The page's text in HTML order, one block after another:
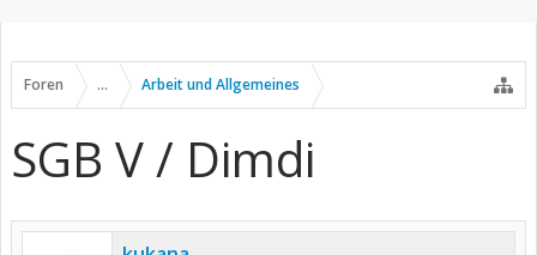
Foren ... Arbeit und Allgemeines
SGB V / Dimdi